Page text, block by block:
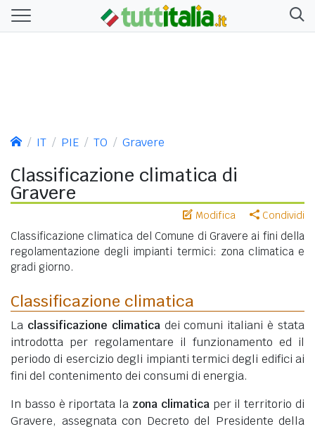
IT PIE TO Gravere
Classificazione climatica di
Gravere
Modifica Condividi
Classificazione climatica del Comune di Gravere ai fini della
regolamentazione degli impianti termici: zona climatica e
gradi giorno.
Classificazione climatica
La classificazione climaticadei comuni italiani è stata
introdotta per regolamentare il funzionamento ed il
periodo di esercizio degli impianti termici degli edifici ai
fini del contenimento dei consumi di energia.
In basso è riportata la zona climaticaper il territorio di
Gravere, assegnata con Decreto del Presidente della